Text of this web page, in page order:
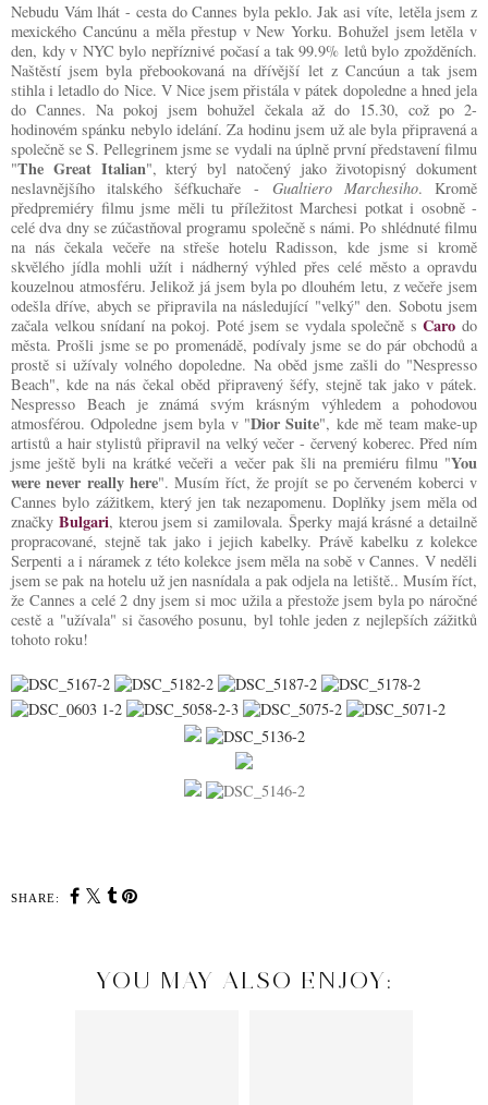
Nebudu Vám lhát - cesta do Cannes byla peklo. Jak asi víte, letěla jsem z
mexického Cancúnu a měla přestup v New Yorku. Bohužel jsem letěla v
den, kdy v NYC bylo nepříznivé počasí a tak 99.9% letů bylo zpožděních.
Naštěstí jsem byla přebookovaná na dřívější let z Cancúun a tak jsem
stihla i letadlo do Nice. V Nice jsem přistála v pátek dopoledne a hned jela
do Cannes. Na pokoj jsem bohužel čekala až do 15.30, což po 2-
hodinovém spánku nebylo idelání. Za hodinu jsem už ale byla připravená a
společně se S. Pellegrinem jsme se vydali na úplně první představení filmu
"The Great Italian", který byl natočený jako životopisný dokument
neslavnějšího italského šéfkuchaře - Gualtiero Marchesiho. Kromě
předpremiéry filmu jsme měli tu příležitost Marchesi potkat i osobně -
celé dva dny se zúčastňoval programu společně s námi. Po shlédnuté filmu
na nás čekala večeře na střeše hotelu Radisson, kde jsme si kromě
skvělého jídla mohli užít i nádherný výhled přes celé město a opravdu
kouzelnou atmosféru. Jelikož já jsem byla po dlouhém letu, z večeře jsem
odešla dříve, abych se připravila na následující "velký" den. Sobotu jsem
začala velkou snídaní na pokoj. Poté jsem se vydala společně sCaro do
města. Prošli jsme se po promenádě, podívaly jsme se do pár obchodů a
prostě si užívaly volného dopoledne. Na oběd jsme zašli do "Nespresso
Beach", kde na nás čekal oběd připravený šéfy, stejně tak jako v pátek.
Nespresso Beach je známá svým krásným výhledem a pohodovou
atmosférou. Odpoledne jsem byla v "Dior Suite", kde mě team make-up
artistů a hair stylistů připravil na velký večer - červený koberec. Před ním
jsme ještě byli na krátké večeři a večer pak šli na premiéru filmu "You
were never really here". Musím říct, že projít se po červeném koberci v
Cannes bylo zážitkem, který jen tak nezapomenu. Doplňky jsem měla od
značky Bulgari, kterou jsem si zamilovala. Šperky majá krásné a detailně
propracované, stejně tak jako i jejich kabelky. Právě kabelku z kolekce
Serpenti a i náramek z této kolekce jsem měla na sobě v Cannes. V neděli
jsem se pak na hotelu už jen nasnídala a pak odjela na letiště.. Musím říct,
že Cannes a celé 2 dny jsem si moc užila a přestože jsem byla po náročné
cestě a "užívala" si časového posunu, byl tohle jeden z nejlepších zážitků
tohoto roku!
SHARE:
YOU MAY ALSO ENJOY: